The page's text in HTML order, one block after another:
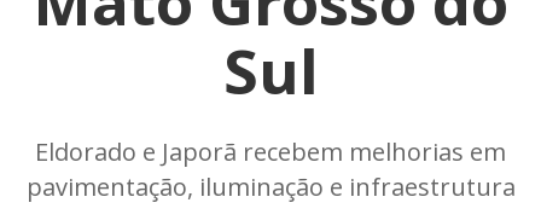
Sul
Eldorado e Japorã recebem melhorias em
pavimentação, iluminação e infraestrutura